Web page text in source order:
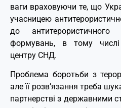
ваги враховуючи те, що
учасницею
до антитерористичного
формувань, в тому числі
центру СНД.
Проблема боротьби з
але її розв’язання треба
партнерстві з державними